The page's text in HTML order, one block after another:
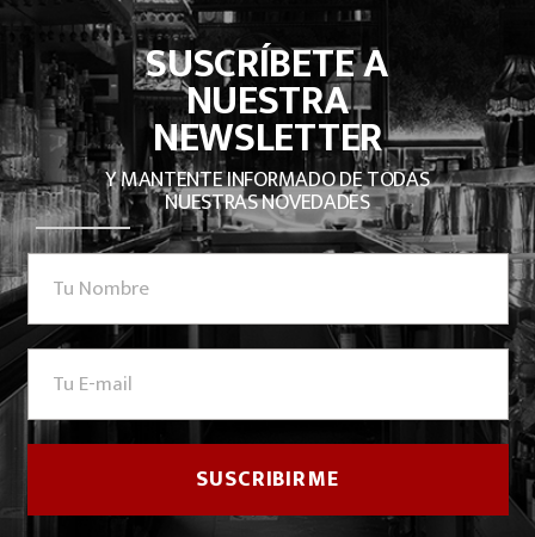
SUSCRÍBETE A
NUESTRA
NEWSLETTER
Y MANTENTE INFORMADO DE TODAS
NUESTRAS NOVEDADES